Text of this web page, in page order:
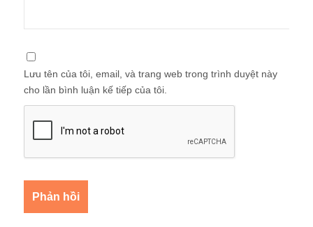
Lưu tên của tôi, email, và trang web trong trình duyệt này
cho lần bình luận kế tiếp của tôi.